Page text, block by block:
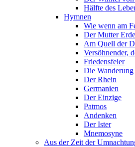
Hälfte des
Hymnen
Wie wenn am
Der Mutter Erde
Am Quell der
Versöhnender,
Friedensfeier
Die Wanderung
Der Rhein
Germanien
Der Einzige
Patmos
Andenken
Der Ister
Mnemosyne
Aus der Zeit der